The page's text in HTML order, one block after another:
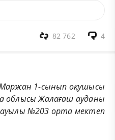
4
82 762
1-сынып оқушысы
облысы Жалағаш ауданы
№203 орта мектеп